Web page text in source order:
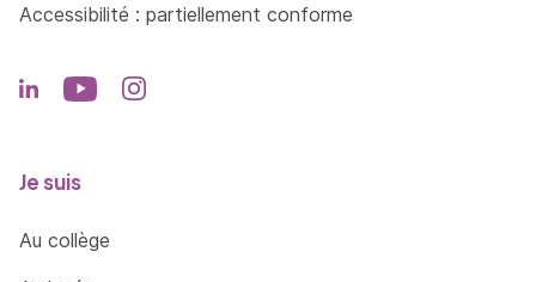
Accessibilité : partiellement conforme
Je suis
Au collège